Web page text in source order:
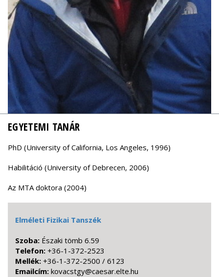
EGYETEMI TANÁR
PhD (University of California, Los Angeles, 1996)
Habilitáció (University of Debrecen, 2006)
Az MTA doktora (2004)
Elméleti Fizikai Tanszék
Szoba: Északi tömb 6.59
Telefon: +36-1-372-2523
Mellék: +36-1-372-2500 / 6123
Emailcím: uh.etle.raseac@ygtscavok